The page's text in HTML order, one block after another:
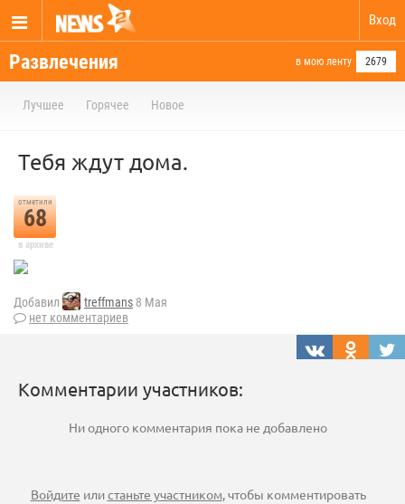
Вход
Развлечения в мою ленту 2679
Лучшее Горячее Новое
Тебя ждут дома.
отметили
68
в архиве
Добавил treffmans 8 Мая
нет комментариев
Комментарии участников:
Ни одного комментария пока не добавлено
Войдите илистаньте участником, чтобы комментировать